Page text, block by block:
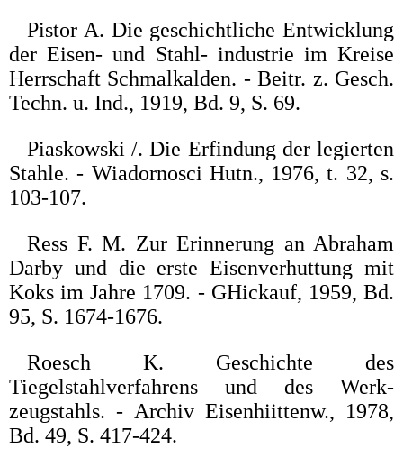
Pistor A. Die geschichtliche Entwicklung
der Eisen- und Stahl- industrie im Kreise
Herrschaft Schmalkalden. - Beitr. z. Gesch.
Techn. u. Ind., 1919, Bd. 9, S. 69.
Piaskowski /. Die Erfindung der legierten
Stahle. - Wiadornosci Hutn., 1976, t. 32, s.
103-107.
Ress F. M. Zur Erinnerung an Abraham
Darby und die erste Eisenverhuttung mit
Koks im Jahre 1709. - GHickauf, 1959, Bd.
95, S. 1674-1676.
Roesch K. Geschichte des
Tiegelstahlverfahrens und des Werk-
zeugstahls. - Archiv Eisenhiittenw., 1978,
Bd. 49, S. 417-424.